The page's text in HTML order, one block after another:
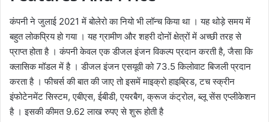
कंपनी ने जुलाई 2021 में बोलेरो का नियो भी लॉन्च किया था । यह थोड़े समय में
बहुत लोकप्रिय हो गया । यह ग्रामीण और शहरी दोनों क्षेत्रों में अच्छी तरह से
प्राप्त होता है । कंपनी केवल एक डीजल इंजन विकल्प प्रदान करती है, जैसा कि
क्लासिक मॉडल में है । डीजल इंजन एसयूवी को 73.5 किलोवाट बिजली प्रदान
करता है । फीचर्स की बात की जाए तो इसमें माइक्रो हाइब्रिड, टच स्क्रीन
इंफोटेनमेंट सिस्टम, एबीएस, ईबीडी, एयरबैग, क्रूज कंट्रोल, ब्लू सेंस एप्लीकेशन
है । इसकी कीमत 9.62 लाख रुपए से शुरू होती है